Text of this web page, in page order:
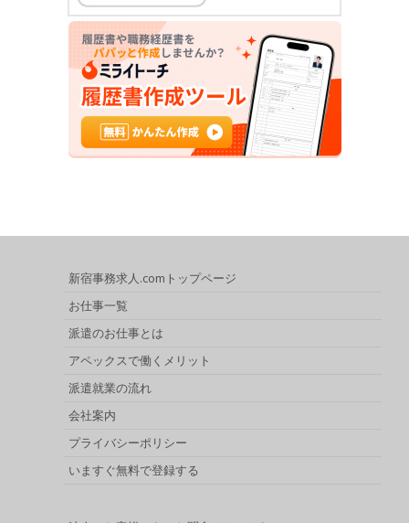
新宿事務求人.comトップページ
お仕事一覧
派遣のお仕事とは
アペックスで働くメリット
派遣就業の流れ
会社案内
プライバシーポリシー
いますぐ無料で登録する